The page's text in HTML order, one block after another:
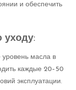
и обеспечить
уходу:
уровень масла в
каждые 20–50
эксплуатации.